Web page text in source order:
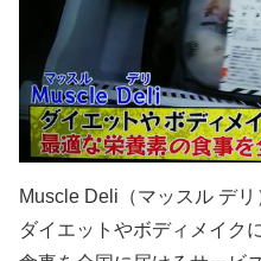
Muscle Deli（マッスル デリ
ダイエットやボディメイク